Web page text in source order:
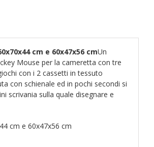
cm e 60x47x56 cmUn
Mouse per la cameretta con tre
con i 2 cassetti in tessuto
con schienale ed in pochi secondi si
scrivania sulla quale disegnare e
cm e 60x47x56 cm